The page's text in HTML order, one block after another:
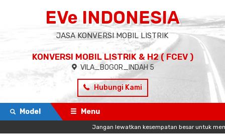
EVe INDONESIA
JASA KONVERSI MOBIL LISTRIK
KONVERSI MOBIL LISTRIK & H2 ( FCEV )
VILA_BOGOR_INDAH 5
Hubungi Kami
Model Menu
Jangan lewatkan kesempatan besar untuk